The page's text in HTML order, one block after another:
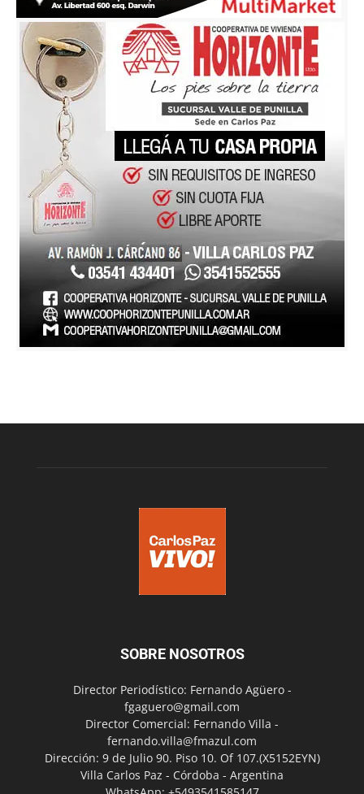
SOBRE NOSOTROS
Director Periodístico: Fernando Agüero -
fgaguero@gmail.com
Director Comercial: Fernando Villa -
fernando.villa@fmazul.com
Dirección: 9 de Julio 90. Piso 10. Of 107.(X5152EYN)
Villa Carlos Paz - Córdoba - Argentina